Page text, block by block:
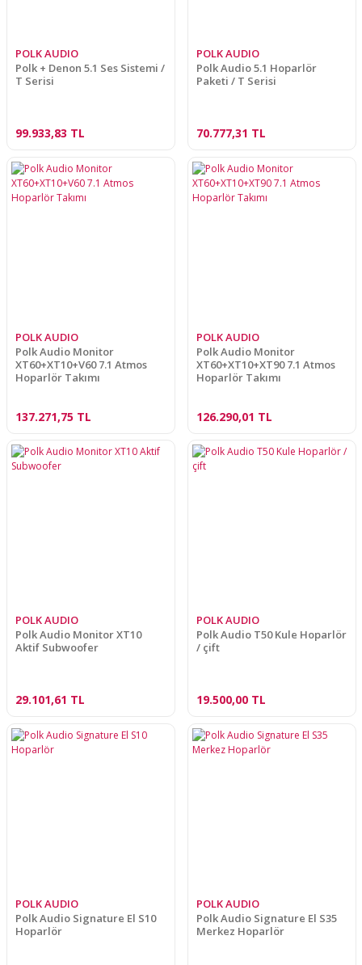
POLK AUDIO
Polk + Denon 5.1 Ses Sistemi /
T Serisi
99.933,83 TL
POLK AUDIO
Polk Audio 5.1 Hoparlör
Paketi / T Serisi
70.777,31 TL
POLK AUDIO
Polk Audio Monitor
XT60+XT10+V60 7.1 Atmos
Hoparlör Takımı
137.271,75 TL
POLK AUDIO
Polk Audio Monitor
XT60+XT10+XT90 7.1 Atmos
Hoparlör Takımı
126.290,01 TL
POLK AUDIO
Polk Audio Monitor XT10
Aktif Subwoofer
29.101,61 TL
POLK AUDIO
Polk Audio T50 Kule Hoparlör
/ çift
19.500,00 TL
POLK AUDIO
Polk Audio Signature El S10
Hoparlör
POLK AUDIO
Polk Audio Signature El S35
Merkez Hoparlör